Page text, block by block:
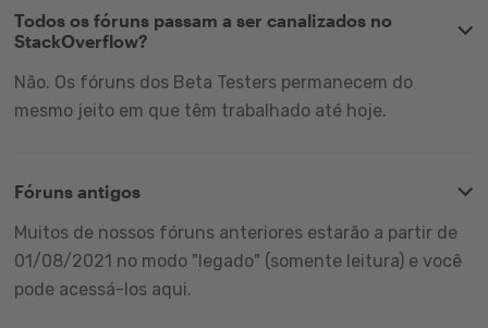
Todos os fóruns passam a ser canalizados no
StackOverflow?
Não. Os fóruns dos Beta Testers permanecem do
mesmo jeito em que têm trabalhado até hoje.
Fóruns antigos
Muitos de nossos fóruns anteriores estarão a partir de
01/08/2021 no modo "legado" (somente leitura) e você
pode acessá-los aqui.